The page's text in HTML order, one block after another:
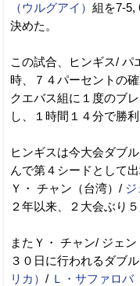
（ウルグアイ） 組を7-5,
決めた。
この試合、ヒンギス/ パ
時、７４パーセントの
クエバス組に１度のブ
し、１時間１４分で勝利
ヒンギスは今大会ダブ
んで第４シードとして
Ｙ・ チャン（台湾）/ ジ
２年以来、２大会ぶり
またＹ・ チャン/ ジェ
３０日に行われるダブ
リカ） / Ｌ・サファロバ